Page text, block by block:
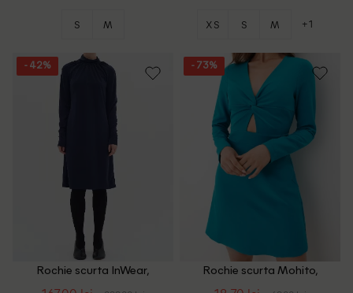
S M XS S M +1
- 42%
Rochie scurta InWear,
- 73%
Rochie scurta Mohito,